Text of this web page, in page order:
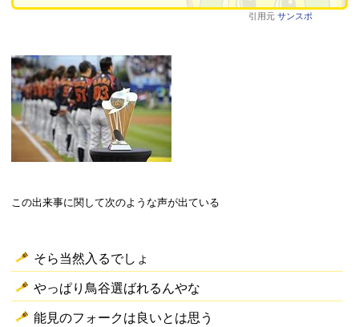
引用元 サンスポ
この出来事に関して次のような声が出ている
そら当然入るでしょ
やっぱり鳥谷選ばれるんやな
能見のフォークは良いとは思う